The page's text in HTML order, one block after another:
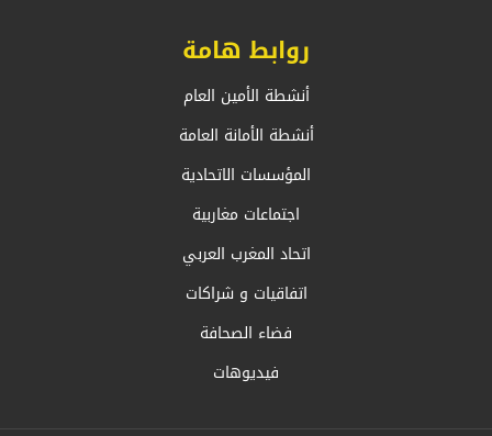
روابط هامة
أنشطة الأمين العام
أنشطة الأمانة العامة
المؤسسات الاتحادية
اجتماعات مغاربية
اتحاد المغرب العربي
اتفاقيات و شراكات
فضاء الصحافة
فيديوهات